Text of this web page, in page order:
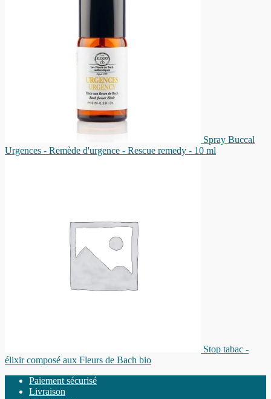
Spray Buccal
Urgences - Remède d'urgence - Rescue remedy - 10 ml
Stop tabac -
élixir composé aux Fleurs de Bach bio
Paiement sécurisé
Livraison